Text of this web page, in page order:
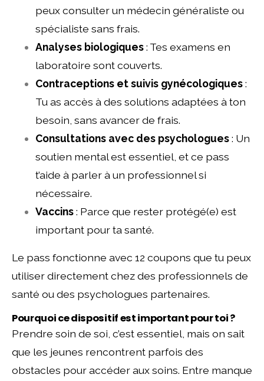
peux consulter un médecin généraliste ou
spécialiste sans frais.
Analyses biologiques: Tes examens en
laboratoire sont couverts.
Contraceptions et suivis gynécologiques:
Tu as accès à des solutions adaptées à ton
besoin, sans avancer de frais.
Consultations avec des psychologues: Un
soutien mental est essentiel, et ce pass
t’aide à parler à un professionnel si
nécessaire.
Vaccins: Parce que rester protégé(e) est
important pour ta santé.
Le pass fonctionne avec 12 coupons que tu peux
utiliser directement chez des professionnels de
santé ou des psychologues partenaires.
Pourquoi ce dispositif est important pour toi ?
Prendre soin de soi, c’est essentiel, mais on sait
que les jeunes rencontrent parfois des
obstacles pour accéder aux soins. Entre manque